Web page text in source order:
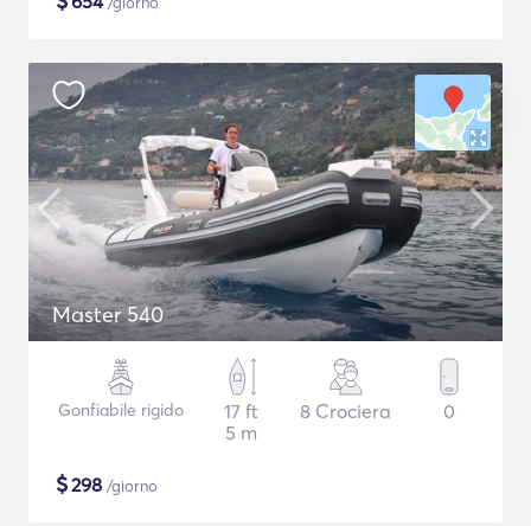
Master 540
Gonfiabile rigido
17 ft
5 m
8 Crociera 0
$298 /giorno